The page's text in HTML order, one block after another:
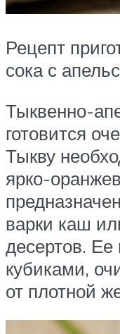
Рецепт
сока с
Тыквенно-
готовится
Тыкву
ярко-
варки каш
десертов.
кубиками,
от плотной